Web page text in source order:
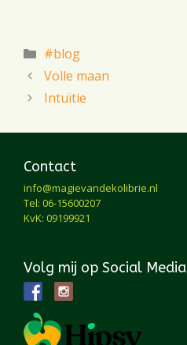
Categorieën
#blog
Volle maan
Intuïtie
Contact
info@magievandekolibrie.nl
Tel: 06-15600207
KvK: 09199921
Volg mij op Social Media